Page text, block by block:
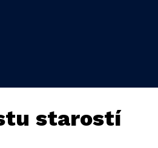
starostí